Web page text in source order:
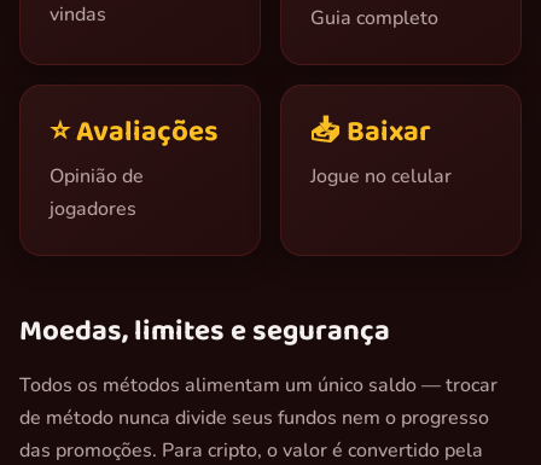
vindas
Guia completo
⭐ Avaliações
Opinião de
jogadores
📥 Baixar
Jogue no celular
Moedas, limites e segurança
Todos os métodos alimentam um único saldo — trocar
de método nunca divide seus fundos nem o progresso
das promoções. Para cripto, o valor é convertido pela